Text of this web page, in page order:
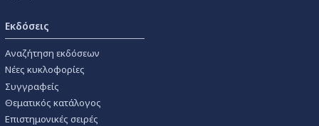
Εκδόσεις
Αναζήτηση εκδόσεων
Νέες κυκλοφορίες
Συγγραφείς
Θεματικός κατάλογος
Επιστημονικές σειρές